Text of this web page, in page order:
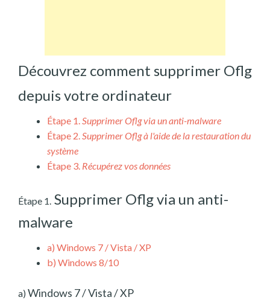
Découvrez comment supprimer Oflg
depuis votre ordinateur
Étape 1.Supprimer Oflg via un anti-malware
Étape 2.Supprimer Oflg à l'aide de la restauration du
système
Étape 3. Récupérez vos données
Étape 1. Supprimer Oflg via un anti-
malware
a) Windows 7 / Vista / XP
b) Windows 8/10
a) Windows 7 / Vista / XP